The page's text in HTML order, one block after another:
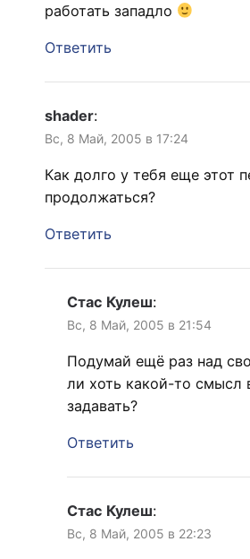
работать западло
Ответить
shader:
Вс, 8 Май, 2005 в 17:24
Как долго у тебя еще этот
продолжаться?
Ответить
Стас Кулеш:
Вс, 8 Май, 2005 в 21:54
Подумай ещё раз над
ли хоть какой-то смысл
задавать?
Ответить
Стас Кулеш:
Вс, 8 Май, 2005 в 22:23